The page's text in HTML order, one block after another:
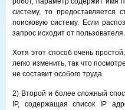
систему, то предоставляется
поисковую систему. Если
запрос исходит от пользователя.
Хотя этот способ очень
легко изменить, так что
не составит особого труда.
2) Второй и более сложный
IP, содержащая список IP